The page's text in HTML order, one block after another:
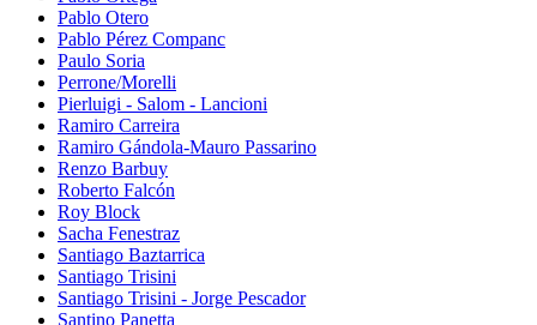
Pablo Otero
Pablo Pérez Companc
Paulo Soria
Perrone/Morelli
Pierluigi - Salom - Lancioni
Ramiro Carreira
Ramiro Gándola-Mauro Passarino
Renzo Barbuy
Roberto Falcón
Roy Block
Sacha Fenestraz
Santiago Baztarrica
Santiago Trisini
Santiago Trisini - Jorge Pescador
Santino Panetta